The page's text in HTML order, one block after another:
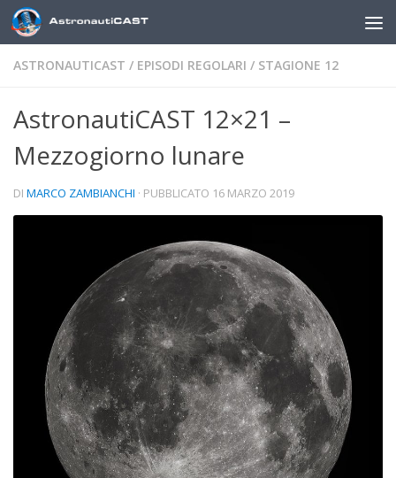
Sotto il contenuto
ASTRONAUTICAST / EPISODI REGOLARI / STAGIONE 12
AstronautiCAST 12×21 –
Mezzogiorno lunare
DI MARCO ZAMBIANCHI · PUBBLICATO 16 MARZO 2019